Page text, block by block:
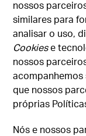
nossos
similares para
analisar o uso,
Cookiese
nossos
acompanhemos
que nossos
próprias
Nós e nossos